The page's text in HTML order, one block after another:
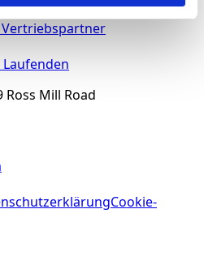
Laufenden
Ross Mill Road
Cookie-